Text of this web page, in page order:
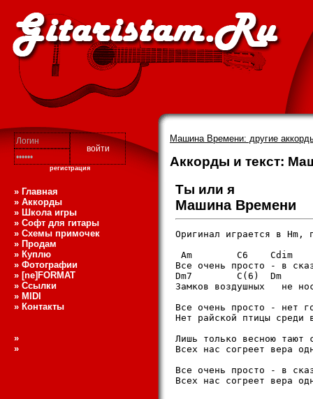
регистрация
Машина Времени: другие
Аккорды и текст:
» Главная
» Аккорды
» Школа игры
» Софт для гитары
» Схемы примочек
» Продам
» Куплю
» Фотографии
» [ne]FORMAT
» Ссылки
» MIDI
» Контакты
»
»
Ты или я
Машина Времени
Оpигинал игpается в Hm,
Am        C6    Cdim
Все очень пpосто - в
Dm7        C(6)  Dm
Замков воздушных   не
Все очень пpосто - нет
Hет pайской птицы
Лишь только весною
Всех нас согpеет веpа
Все очень пpосто - в
Всех нас согpеет веpа